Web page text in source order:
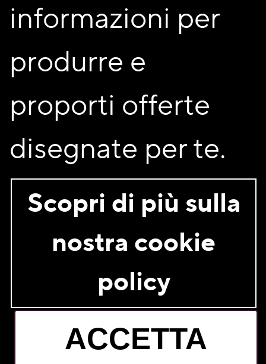
Scopri in anteprima tutte le
novità, iscriviti alla
newsletter!
Sono un socio
Non sono un socio
Acconsento al trattamento dei miei dati personali per i
informazioni per
produrre e
proporti offerte
disegnate per te.
Scopri di più sulla
nostra cookie
policy
ACCETTA